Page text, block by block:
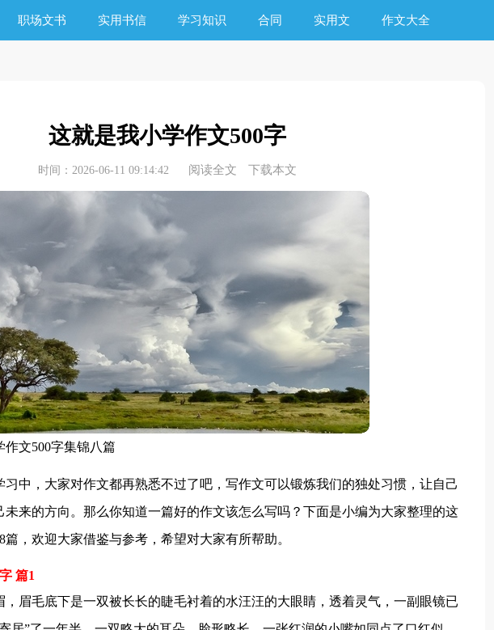
职场文书 实用书信 学习知识 合同 实用文 作文大全
这就是我小学作文500字
时间：2026-06-11 09:14:42 阅读全文 下载本文
文500字集锦八篇
习中，大家对作文都再熟悉不过了吧，写作文可以锻炼我们的独处习惯，让自己
未来的方向。那么你知道一篇好的作文该怎么写吗？下面是小编为大家整理的这
篇，欢迎大家借鉴与参考，希望对大家有所帮助。
篇1
，眉毛底下是一双被长长的睫毛衬着的水汪汪的大眼睛，透着灵气，一副眼镜已